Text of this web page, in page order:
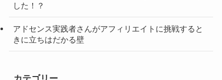
した！？
アドセンス実践者さんがアフィリエイトに挑戦すると
きに立ちはだかる壁